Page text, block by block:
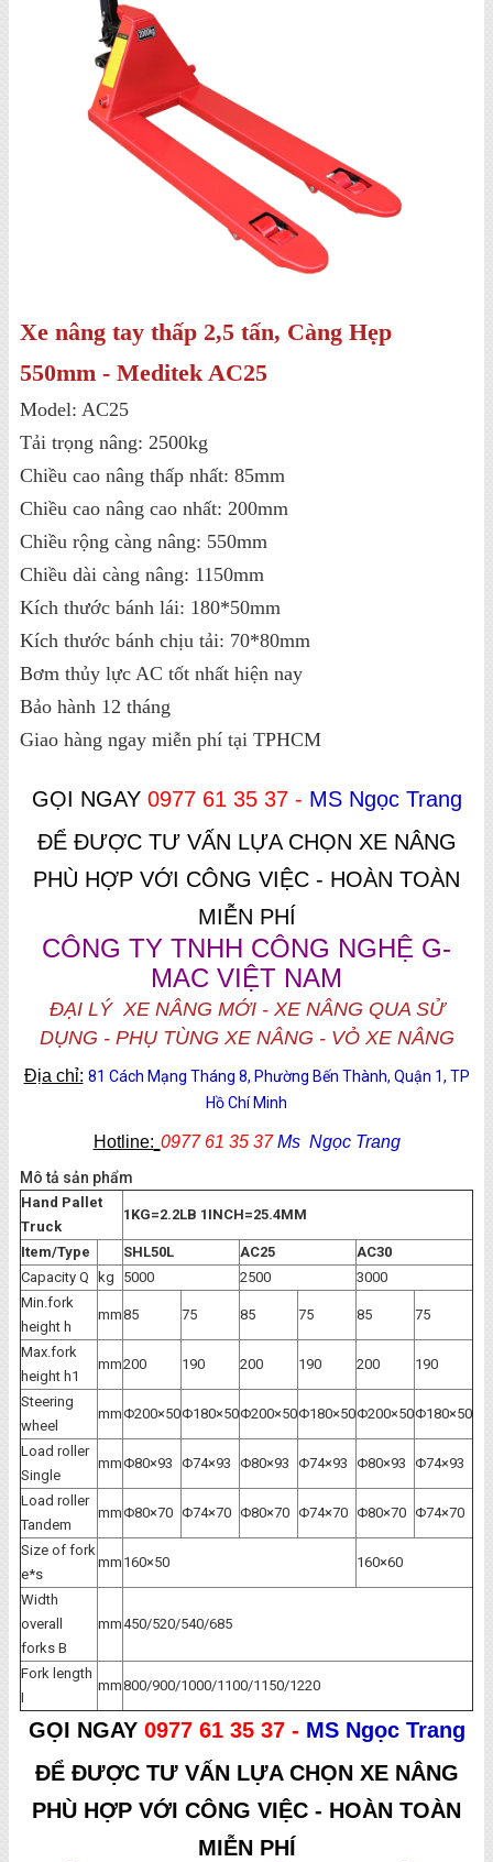
Xe nâng tay thấp 2,5 tấn, Càng Hẹp
550mm - Meditek AC25
Model: AC25
Tải trọng nâng: 2500kg
Chiều cao nâng thấp nhất: 85mm
Chiều cao nâng cao nhất: 200mm
Chiều rộng càng nâng: 550mm
Chiều dài càng nâng: 1150mm
Kích thước bánh lái: 180*50mm
Kích thước bánh chịu tải: 70*80mm
Bơm thủy lực AC tốt nhất hiện nay
Bảo hành 12 tháng
Giao hàng ngay miễn phí tại TPHCM
GỌI NGAY 0977 61 35 37 - MS Ngọc Trang
ĐỂ ĐƯỢC TƯ VẤN LỰA CHỌN XE NÂNG
PHÙ HỢP VỚI CÔNG VIỆC - HOÀN TOÀN
MIỄN PHÍ
CÔNG TY TNHH CÔNG NGHỆ G-
MAC VIỆT NAM
ĐẠI LÝ XE NÂNG MỚI - XE NÂNG QUA SỬ
DỤNG - PHỤ TÙNG XE NÂNG - VỎ XE NÂNG
Địa chỉ: 81 Cách Mạng Tháng 8, Phường Bến Thành, Quận 1, TP
Hồ Chí Minh
Hotline: 0977 61 35 37Ms Ngọc Trang
Mô tả sản phẩm
Hand Pallet
Truck
1KG=2.2LB 1INCH=25.4MM
Item/Type SHL50L AC25
AC30
Capacity Q
kg 5000 2500
3000
Min.fork
height h
mm85 75 85 75 85 75
Max.fork
height h1
mm200 190 200 190 200 190
Steering
wheel
mmΦ200×50Φ180×50Φ200×50Φ180×50Φ200×50Φ180×50
Load roller
Single
mmΦ80×93 Φ74×93 Φ80×93 Φ74×93 Φ80×93 Φ74×93
Load roller
Tandem
mmΦ80×70 Φ74×70 Φ80×70 Φ74×70 Φ80×70 Φ74×70
Size of fork
e*s
mm 160×50 160×60
Width
overall
forks B
mm450/520/540/685
Fork length
I
mm800/900/1000/1100/1150/1220
GỌI NGAY 0977 61 35 37 - MS Ngọc Trang
ĐỂ ĐƯỢC TƯ VẤN LỰA CHỌN XE NÂNG
PHÙ HỢP VỚI CÔNG VIỆC - HOÀN TOÀN
MIỄN PHÍ